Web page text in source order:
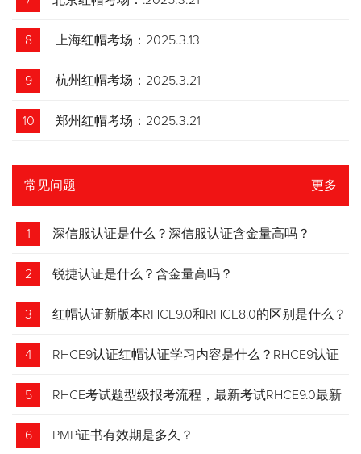
8 上海红帽考场：2025.3.13
9 杭州红帽考场：2025.3.21
10 郑州红帽考场：2025.3.21
常见问题 更多
1 深信服认证是什么？深信服认证含金量高吗？
2 锐捷认证是什么？含金量高吗？
3 红帽认证新版本RHCE9.0和RHCE8.0的区别是什么？
4 RHCE9认证红帽认证学习内容是什么？RHCE9认证
介绍
5 RHCE考试题型级报考流程，最新考试RHCE9.0最新
考试 变化请悉知
6 PMP证书有效期是多久？